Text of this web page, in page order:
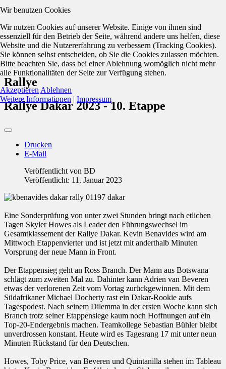
Rallye
Rallye Dakar 2023 - 10. Etappe
Drucken
E-Mail
Veröffentlicht von BD
Veröffentlicht: 11. Januar 2023
Eine Sonderprüfung von unter zwei Stunden bringt nach etlichen
Tagen Skyler Howes als Leader den Führungswechsel im
Gesamtklassement der Rallye Dakar. Kevin Benavides wird am
Mittwoch Etappenvierter und ist jetzt mit anderthalb Minuten
Vorsprung der neue Mann in Front.
Der Etappensieg geht an Ross Branch. Der Mann aus Botswana
schlägt zum zweiten Mal zu. Dahinter kann Adrien van Beveren
etwas der verlorenen Zeit vom Vortag zurückgewinnen. Mit dem
Südafrikaner Michael Docherty rast ein Dakar-Rookie aufs
Tagespodest. Nach seinem Dilemma in der ersten Woche kann sich
Branch trotz seiner Etappensiege kaum noch Hoffnungen auf ein
Top-20-Endergebnis machen. Teamkollege Sebastian Bühler bleibt
unverdrossen konstant. Heute wird es Tagesrang 17 mit unter neun
Minuten Rückstand für den Deutschen.
Howes, Toby Price, van Beveren und Quintanilla stehen im Tableau
Wir benutzen Cookies
Wir nutzen Cookies auf unserer Website. Einige von ihnen sind
essenziell für den Betrieb der Seite, während andere uns helfen, diese
Website und die Nutzererfahrung zu verbessern (Tracking Cookies).
Sie können selbst entscheiden, ob Sie die Cookies zulassen möchten.
Bitte beachten Sie, dass bei einer Ablehnung womöglich nicht mehr
alle Funktionalitäten der Seite zur Verfügung stehen.
Akzeptieren Ablehnen
Weitere Informationen | Impressum